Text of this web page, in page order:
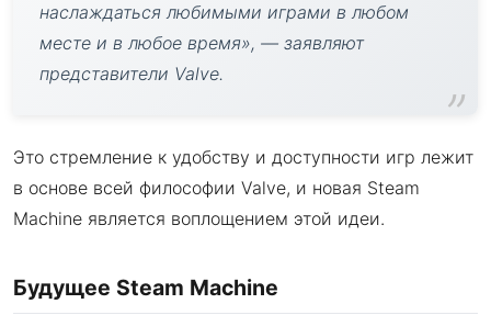
наслаждаться любимыми играми в любом
месте и в любое время», — заявляют
представители Valve.
Это стремление к удобству и доступности игр лежит
в основе всей философии Valve, и новая Steam
Machine является воплощением этой идеи.
Будущее Steam Machine